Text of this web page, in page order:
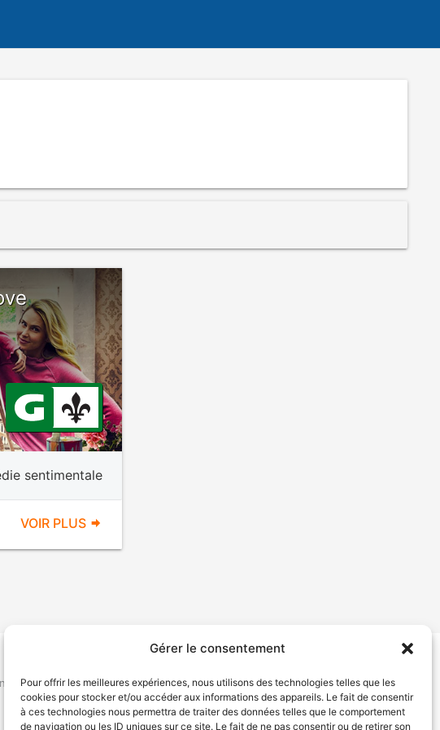
Gérer le consentement
Pour offrir les meilleures expériences, nous utilisons des technologies telles que les
cookies pour stocker et/ou accéder aux informations des appareils. Le fait de consentir
à ces technologies nous permettra de traiter des données telles que le comportement
de navigation ou les ID uniques sur ce site. Le fait de ne pas consentir ou de retirer son
sentimentale
VOIR PLUS
Déclaration de services Politique de confidentialité